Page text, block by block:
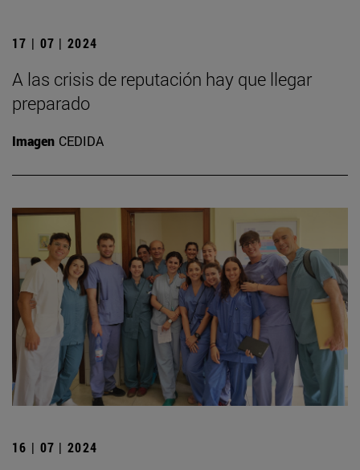
17 | 07 | 2024
A las crisis de reputación hay que llegar
preparado
Imagen CEDIDA
16 | 07 | 2024